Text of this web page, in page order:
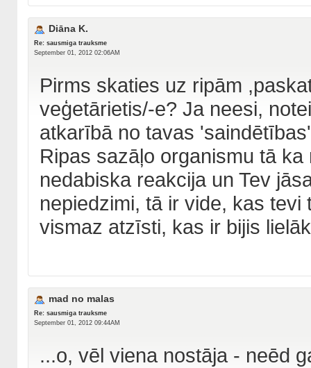
Diāna K.
Re: sausmiga trauksme
September 01, 2012 02:06AM
Pirms skaties uz ripām
veģetārietis/-e? Ja neesi,
atkarībā no tavas
Ripas sazāļo organismu tā
nedabiska reakcija un Tev
nepiedzimi, tā ir vide, kas
vismaz atzīsti, kas ir bijis
mad no malas
Re: sausmiga trauksme
September 01, 2012 09:44AM
...o, vēl viena nostāja - neēd